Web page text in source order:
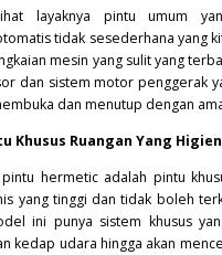
layaknya pintu umum
tidak sesederhana yang
mesin yang sulit yang
dan sistem motor penggerak
dan menutup dengan
Khusus Ruangan Yang
hermetic adalah pintu
yang tinggi dan tidak boleh
ini punya sistem khusus
kedap udara hingga akan